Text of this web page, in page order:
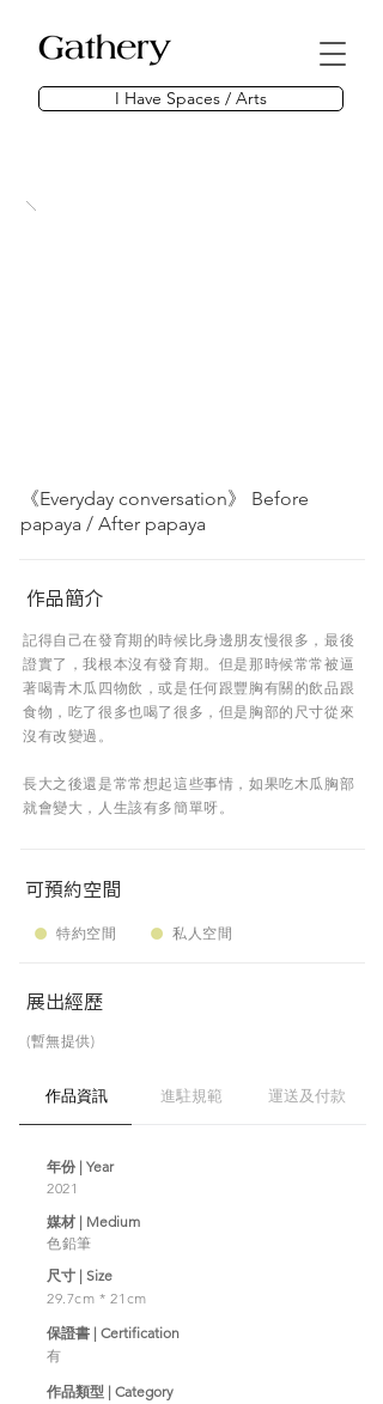
I Have Spaces / Arts
《Everyday conversation》 Before
papaya / After papaya
作品簡介
記得自己在發育期的時候比身邊朋友慢很多，最後
證實了，我根本沒有發育期。但是那時候常常被逼
著喝青木瓜四物飲，或是任何跟豐胸有關的飲品跟
食物，吃了很多也喝了很多，但是胸部的尺寸從來
沒有改變過。
長大之後還是常常想起這些事情，如果吃木瓜胸部
就會變大，人生該有多簡單呀。
可預約空間
特約空間 私人空間
展出經歷
(暫無提供)
作品資訊 進駐規範 運送及付款
年份 | Year
2021
媒材 | Medium
色鉛筆
​尺寸 | Size
29.7cm * 21cm
​保證書 | Certification
有
作品類型 | Category